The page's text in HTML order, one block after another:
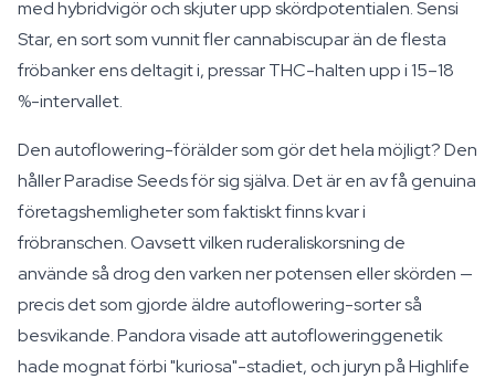
med hybridvigör och skjuter upp skördpotentialen. Sensi
Star, en sort som vunnit fler cannabiscupar än de flesta
fröbanker ens deltagit i, pressar THC-halten upp i 15–18
%-intervallet.
Den autoflowering-förälder som gör det hela möjligt? Den
håller Paradise Seeds för sig själva. Det är en av få genuina
företagshemligheter som faktiskt finns kvar i
fröbranschen. Oavsett vilken ruderaliskorsning de
använde så drog den varken ner potensen eller skörden —
precis det som gjorde äldre autoflowering-sorter så
besvikande. Pandora visade att autofloweringgenetik
hade mognat förbi "kuriosa"-stadiet, och juryn på Highlife